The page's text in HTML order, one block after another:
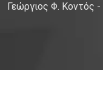
Γεώργιος Φ. Κοντός -